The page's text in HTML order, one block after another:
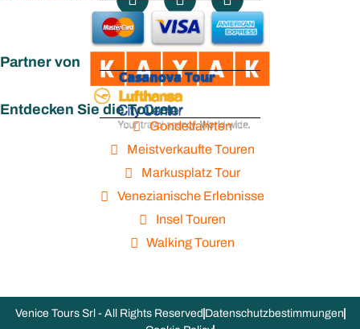
Partner von
Entdecken Sie die Touren
Gondelfahrten
Meistverkaufte Touren
Markusplatz Tour
Venezianische Erlebnisse
Insel Touren
Walking Touren
Venice Tours Srl - All Rights Reserved Datenschutzbestimmungen